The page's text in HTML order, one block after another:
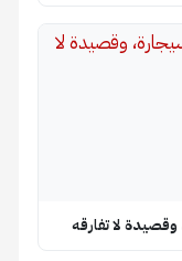
لا تفارقه